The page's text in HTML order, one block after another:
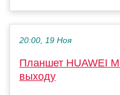
20:00, 19 Ноя
Планшет HUAWEI
выходу